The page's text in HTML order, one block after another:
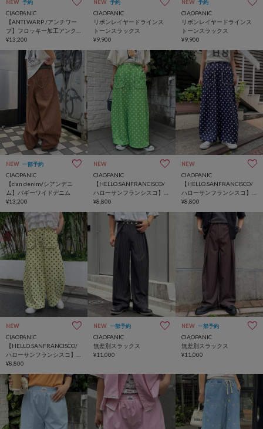
NEW 予約
CIAOPANIC
【ANTI WARP /アンチワー
プ】フロッキー加工アンク
ルショーツ
¥13,200
NEW 予約
CIAOPANIC
リボンレイヤードラインス
トーンスラックス
¥9,900
NEW 予約
CIAOPANIC
リボンレイヤードラインス
トーンスラックス
¥9,900
NEW 一部予約
CIAOPANIC
【cian denim/シアンデニ
ム】バギーワイドデニム
¥13,200
NEW
CIAOPANIC
【HELLO.SANFRANCISCO/
ハローサンフランシスコ】
ドット柄フリルポケットボ
¥8,800
NEW
CIAOPANIC
【HELLO.SANFRANCISCO/
ハローサンフランシスコ】
ドット柄フリルポケットボ
¥8,800
NEW
CIAOPANIC
【HELLO.SANFRANCISCO/
ハローサンフランシスコ】
ドット柄フリルポケットボ
¥8,800
NEW 一部予約
CIAOPANIC
無差別スラックス
¥11,000
NEW 一部予約
CIAOPANIC
無差別スラックス
¥11,000